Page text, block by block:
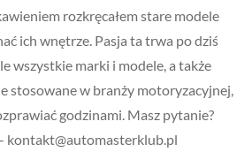
rozkręcałem stare modele
ich wnętrze. Pasja ta trwa po dziś
wszystkie marki i modele, a także
stosowane w branży motoryzacyjnej,
godzinami. Masz pytanie?
kontakt@automasterklub.pl